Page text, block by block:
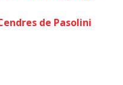
de Pasolini